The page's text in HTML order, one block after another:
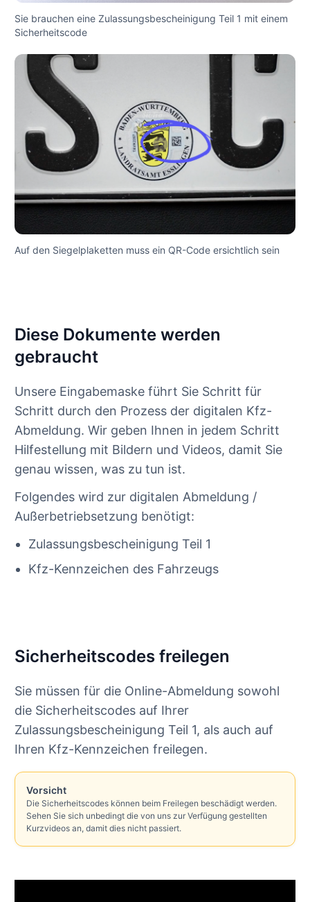
Sie brauchen eine Zulassungsbescheinigung Teil 1 mit einem
Sicherheitscode
Auf den Siegelplaketten muss ein QR-Code ersichtlich sein
Diese Dokumente werden
gebraucht
Unsere Eingabemaske führt Sie Schritt für
Schritt durch den Prozess der digitalen Kfz-
Abmeldung. Wir geben Ihnen in jedem Schritt
Hilfestellung mit Bildern und Videos, damit Sie
genau wissen, was zu tun ist.
Folgendes wird zur digitalen Abmeldung /
Außerbetriebsetzung benötigt:
Zulassungsbescheinigung Teil 1
Kfz-Kennzeichen des Fahrzeugs
Sicherheitscodes freilegen
Sie müssen für die Online-Abmeldung sowohl
die Sicherheitscodes auf Ihrer
Zulassungsbescheinigung Teil 1, als auch auf
Ihren Kfz-Kennzeichen freilegen.
Vorsicht
Die Sicherheitscodes können beim Freilegen beschädigt werden.
Sehen Sie sich unbedingt die von uns zur Verfügung gestellten
Kurzvideos an, damit dies nicht passiert.